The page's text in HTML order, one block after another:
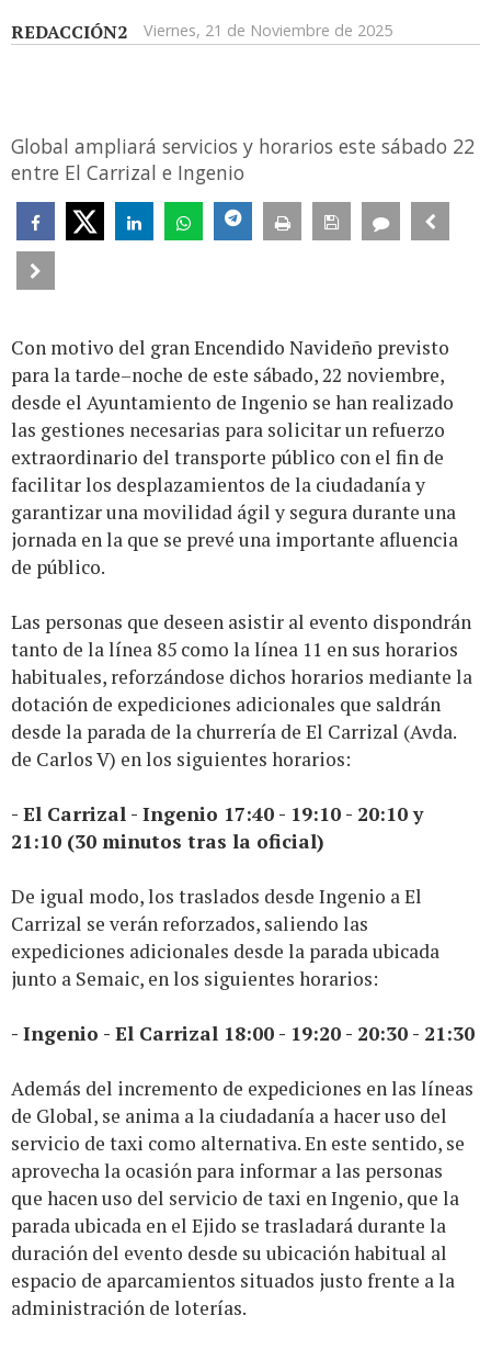
REDACCIÓN2 Viernes, 21 de Noviembre de 2025
Global ampliará servicios y horarios este sábado 22
entre El Carrizal e Ingenio
Con motivo del gran Encendido Navideño previsto
para la tarde–noche de este sábado, 22 noviembre,
desde el Ayuntamiento de Ingenio se han realizado
las gestiones necesarias para solicitar un refuerzo
extraordinario del transporte público con el fin de
facilitar los desplazamientos de la ciudadanía y
garantizar una movilidad ágil y segura durante una
jornada en la que se prevé una importante afluencia
de público.
Las personas que deseen asistir al evento dispondrán
tanto de la línea 85 como la línea 11 en sus horarios
habituales, reforzándose dichos horarios mediante la
dotación de expediciones adicionales que saldrán
desde la parada de la churrería de El Carrizal (Avda.
de Carlos V) en los siguientes horarios:
- El Carrizal - Ingenio 17:40 - 19:10 - 20:10 y
21:10 (30 minutos tras la oficial)
De igual modo, los traslados desde Ingenio a El
Carrizal se verán reforzados, saliendo las
expediciones adicionales desde la parada ubicada
junto a Semaic, en los siguientes horarios:
- Ingenio - El Carrizal 18:00 - 19:20 - 20:30 - 21:30
Además del incremento de expediciones en las líneas
de Global, se anima a la ciudadanía a hacer uso del
servicio de taxi como alternativa. En este sentido, se
aprovecha la ocasión para informar a las personas
que hacen uso del servicio de taxi en Ingenio, que la
parada ubicada en el Ejido se trasladará durante la
duración del evento desde su ubicación habitual al
espacio de aparcamientos situados justo frente a la
administración de loterías.